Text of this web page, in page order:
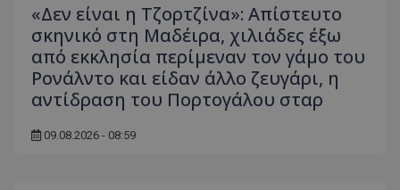
«Δεν είναι η Τζορτζίνα»: Απίστευτο
σκηνικό στη Μαδέιρα, χιλιάδες έξω
από εκκλησία περίμεναν τον γάμο του
Ρονάλντο και είδαν άλλο ζευγάρι, η
αντίδραση του Πορτογάλου σταρ
09.08.2026 - 08:59